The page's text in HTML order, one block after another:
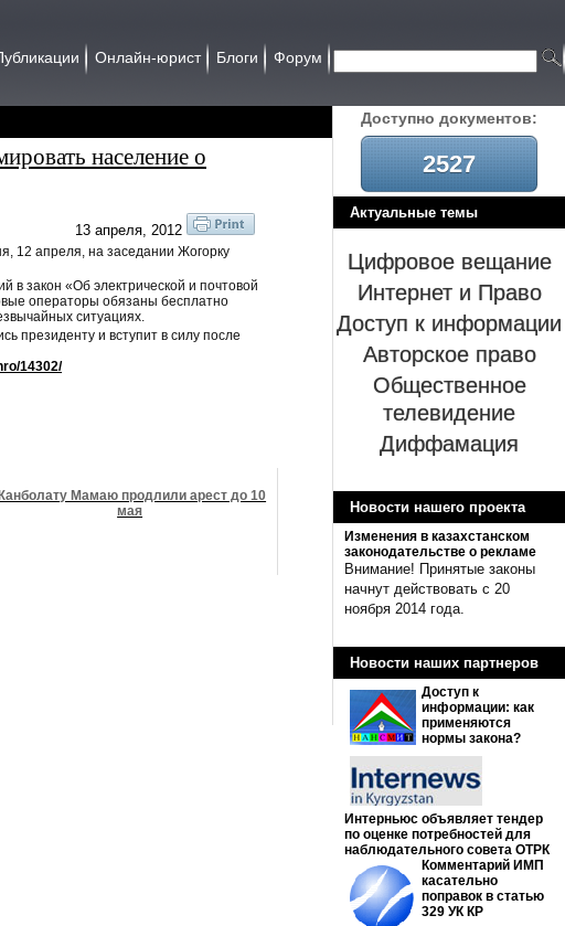
Онлайн-юрист Блоги Форум
Доcтупно документов:
2527
Актуальные темы
Цифровое вещание
Интернет и Право
Доступ к информации
Авторское право
Общественное
телевидение
Диффамация
Новости нашего проекта
Изменения в казахстанском
законодательстве о рекламе
Внимание! Принятые законы
начнут действовать с 20
ноября 2014 года.
Новости наших партнеров
Доступ к
информации: как
применяются
нормы закона?
Интерньюс объявляет тендер
по оценке потребностей для
наблюдательного совета ОТРК
Комментарий ИМП
касательно
поправок в статью
329 УК КР
население о
13 апреля, 2012
12 апреля, на заседании Жогорку
в закон «Об электрической и почтовой
операторы обязаны бесплатно
ситуациях.
президенту и вступит в силу после
14302/
Мамаю продлили арест до 10
мая